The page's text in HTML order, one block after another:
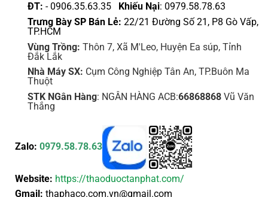
ĐT: - 0906.35.63.35 Khiếu Nại: 0979.58.78.63
Trưng Bày SP Bán Lẻ: 22/21 Đường Số 21, P8 Gò Vấp,
TP.HCM
Vùng Trồng: Thôn 7, Xã M'Leo, Huyện Ea súp, Tỉnh
Đắk Lắk
Nhà Máy SX: Cụm Công Nghiệp Tân An, TP.Buôn Ma
Thuột
STK NGân Hàng: NGÂN HÀNG ACB:66868868Vũ Văn
Thắng
Zalo: 0979.58.78.63
Website: https://thaoduoctanphat.com/
Gmail: thaphaco.com.vn@gmail.com